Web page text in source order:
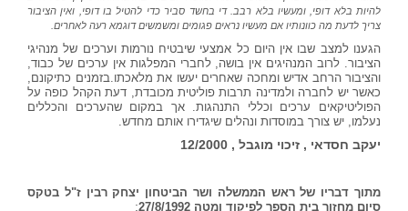
להיות בלא דופי, ומעשיו בלא רבב. די בחשד סביר כדי להטיל בו דופי, ואין הציבור
צריך לדעת מה כוונותיו אם מעשיו נראים פגומים ומשמשים דוגמא רעה לאחרים.
הגענו למצב שבו אין היום כל אמצעי שיבטיח נורמות וערכים של מנהיגי
הציבור. לרוב המנהיגים אין בושה, לחברי המפלגות אין ערכים של כבוד,
והציבור הרחב אדיש ומחכה שאחרים יעשו את מלאכתו.בזמנים כתיקונם,
כאשר יש לחברה ולמדינה תרבות פוליטית מכובדת, דעת הקהל כופה על
הפוליטיקאים ערכים וכללי התנהגות. אך במקום שהערכים והכללים
נעלמו, יש צורך במוסדות ונהלים שיגדירו אותם מחדש.
יעקב חסדאי , זיכוי מוגבל , 12/2000
מתוך דבריו של ראש הממשלה ושר הביטחון יצחק רבין ז"ל בטקס
סיום מחזור בית הספר לפיקוד ומטה 27/8/1992
: